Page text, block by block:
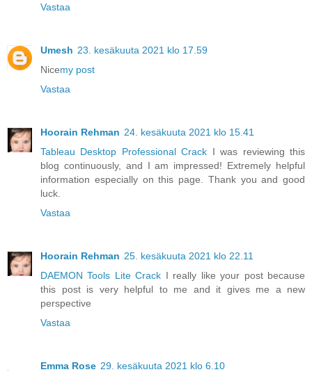
Vastaa
Umesh 23. kesäkuuta 2021 klo 17.59
Nicemy post
Vastaa
Hoorain Rehman 24. kesäkuuta 2021 klo 15.41
Tableau Desktop Professional Crack I was reviewing this
blog continuously, and I am impressed! Extremely helpful
information especially on this page. Thank you and good
luck.
Vastaa
Hoorain Rehman 25. kesäkuuta 2021 klo 22.11
DAEMON Tools Lite Crack I really like your post because
this post is very helpful to me and it gives me a new
perspective
Vastaa
Emma Rose 29. kesäkuuta 2021 klo 6.10